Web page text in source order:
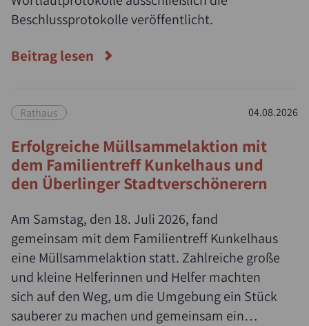
Beschlussprotokolle veröffentlicht.
Beitrag lesen
Rathaus 04.08.2026
Erfolgreiche Müllsammelaktion mit
dem Familientreff Kunkelhaus und
den Überlinger Stadtverschönerern
Am Samstag, den 18. Juli 2026, fand
gemeinsam mit dem Familientreff Kunkelhaus
eine Müllsammelaktion statt. Zahlreiche große
und kleine Helferinnen und Helfer machten
sich auf den Weg, um die Umgebung ein Stück
sauberer zu machen und gemeinsam ein